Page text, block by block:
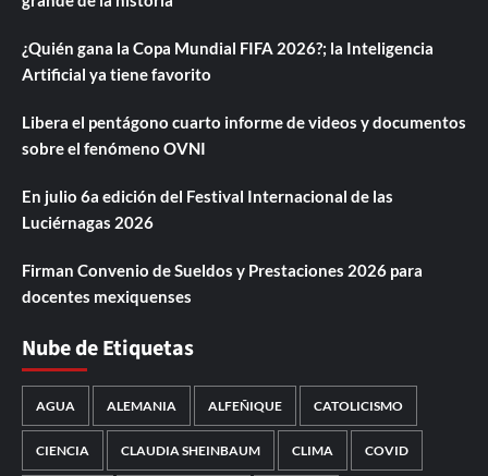
¿Quién gana la Copa Mundial FIFA 2026?; la Inteligencia
Artificial ya tiene favorito
Libera el pentágono cuarto informe de videos y documentos
sobre el fenómeno OVNI
En julio 6a edición del Festival Internacional de las
Luciérnagas 2026
Firman Convenio de Sueldos y Prestaciones 2026 para
docentes mexiquenses
Nube de Etiquetas
AGUA ALEMANIA ALFEÑIQUE CATOLICISMO
CIENCIA CLAUDIA SHEINBAUM CLIMA COVID